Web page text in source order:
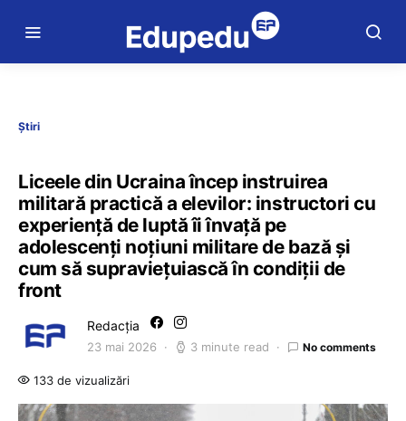
Știri
Liceele din Ucraina încep instruirea
militară practică a elevilor: instructori cu
experienţă de luptă îi învaţă pe
adolescenţi noţiuni militare de bază şi
cum să supravieţuiască în condiţii de
front
Redacția
23 mai 2026 3 minute read No comments
133 de vizualizări